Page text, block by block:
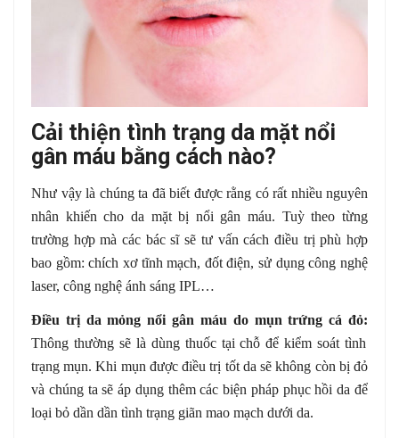
Cải thiện tình trạng da mặt nổi
gân máu bằng cách nào?
Như vậy là chúng ta đã biết được rằng có rất nhiều nguyên
nhân khiến cho da mặt bị nổi gân máu. Tuỳ theo từng
trường hợp mà các bác sĩ sẽ tư vấn cách điều trị phù hợp
bao gồm: chích xơ tĩnh mạch, đốt điện, sử dụng công nghệ
laser, công nghệ ánh sáng IPL…
Điều trị da mỏng nổi gân máu do mụn trứng cá đỏ:
Thông thường sẽ là dùng thuốc tại chỗ để kiểm soát tình
trạng mụn. Khi mụn được điều trị tốt da sẽ không còn bị đỏ
và chúng ta sẽ áp dụng thêm các biện pháp phục hồi da để
loại bỏ dần dần tình trạng giãn mao mạch dưới da.